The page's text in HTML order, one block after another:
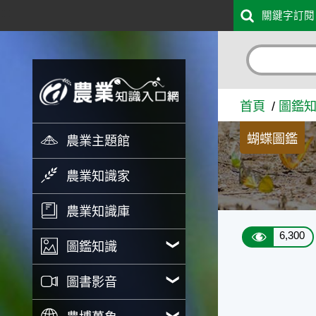
寬邊橙斑弄蝶 - 農業知識入
農業主題館
農業知識家
農業知識庫
圖鑑知識
圖書影音
關鍵字訂閱
首頁 圖鑑
蝴蝶圖鑑
6,300